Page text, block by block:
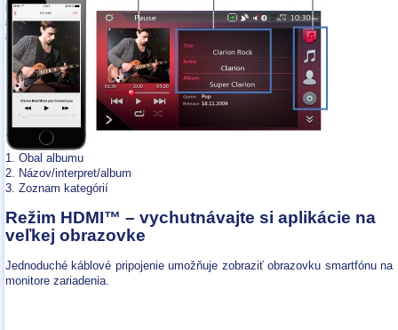
1. Obal albumu
2. Názov/interpret/album
3. Zoznam kategórií
Režim HDMI™ – vychutnávajte si aplikácie na
veľkej obrazovke
Jednoduché káblové pripojenie umožňuje zobraziť obrazovku smartfónu na
monitore zariadenia.